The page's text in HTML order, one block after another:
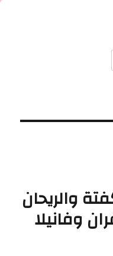
والريحان
وفانيلا